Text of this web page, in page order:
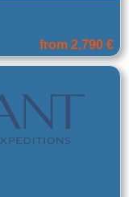
from 2.790 €